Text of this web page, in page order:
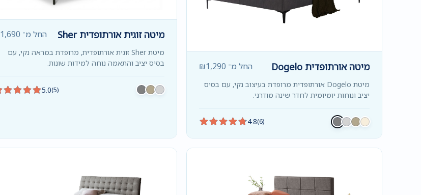
מיטה אורתופדית Dogelo החל מ־ ₪1,290
מיטת Dogelo אורתופדית מרופדת בעיצוב נקי, עם בסיס
יציב ונוחות יומיומית לחדר שינה מודרני.
4.8(6)
מיטה זוגית אורתופדית Sher החל מ־ 1,690
מיטת Sher זוגית אורתופדית, מרופדת במראה נקי, עם
בסיס יציב והתאמה נוחה למידות שונות.
5.0(5)